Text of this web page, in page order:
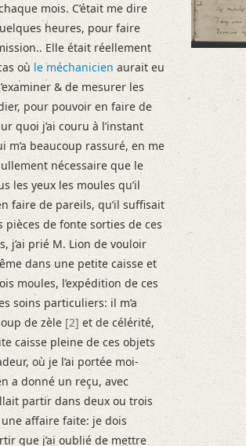
mois. C’était me dire
heures, pour faire
Elle était réellement
où le méchanicien aurait eu
& de mesurer les
pour pouvoir en faire de
quoi j’ai couru à l’instant
m’a beaucoup rassuré, en me
nécessaire que le
les yeux les moules qu’il
faire de pareils, qu’il suffisait
pièces de fonte sorties de ces
j’ai prié M. Lion de vouloir
dans une petite caisse et
moules, l’expédition de ces
soins particuliers: il m’a
de zèle [2] et de célérité,
caisse pleine de ces objets
où je l’ai portée moi-
a donné un reçu, avec
partir dans deux ou trois
affaire faite: je dois
que j’ai oublié de mettre